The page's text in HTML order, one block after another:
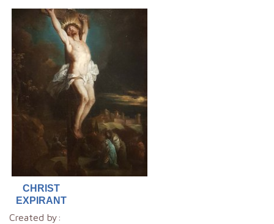
CHRIST
EXPIRANT
Created by: